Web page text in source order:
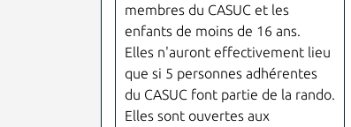
membres du CASUC et les
enfants de moins de 16 ans.
Elles n'auront effectivement lieu
que si 5 personnes adhérentes
du CASUC font partie de la rando.
Elles sont ouvertes aux